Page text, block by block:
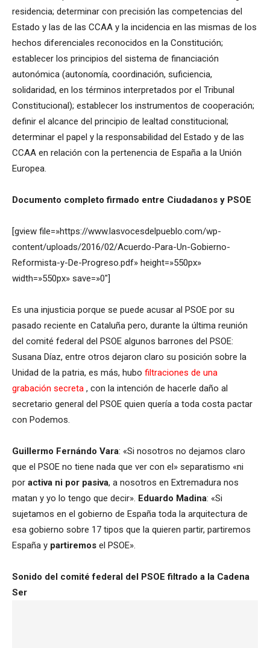
residencia; determinar con precisión las competencias del
Estado y las de las CCAA y la incidencia en las mismas de los
hechos diferenciales reconocidos en la Constitución;
establecer los principios del sistema de financiación
autonómica (autonomía, coordinación, suficiencia,
solidaridad, en los términos interpretados por el Tribunal
Constitucional); establecer los instrumentos de cooperación;
definir el alcance del principio de lealtad constitucional;
determinar el papel y la responsabilidad del Estado y de las
CCAA en relación con la pertenencia de España a la Unión
Europea.
Documento completo firmado entre Ciudadanos y PSOE
[gview file=»https://www.lasvocesdelpueblo.com/wp-
content/uploads/2016/02/Acuerdo-Para-Un-Gobierno-
Reformista-y-De-Progreso.pdf» height=»550px»
width=»550px» save=»0″]
Es una injusticia porque se puede acusar al PSOE por su
pasado reciente en Cataluña pero, durante la última reunión
del comité federal del PSOE algunos barrones del PSOE:
Susana Díaz, entre otros dejaron claro su posición sobre la
Unidad de la patria, es más, hubo filtraciones de una
grabación secreta , con la intención de hacerle daño al
secretario general del PSOE quien quería a toda costa pactar
con Podemos.
Guillermo Fernándo Vara: «Si nosotros no dejamos claro
que el PSOE no tiene nada que ver con el» separatismo «ni
por activa ni por pasiva, a nosotros en Extremadura nos
matan y yo lo tengo que decir». Eduardo Madina: «Si
sujetamos en el gobierno de España toda la arquitectura de
esa gobierno sobre 17 tipos que la quieren partir, partiremos
España y partiremos el PSOE».
Sonido del comité federal del PSOE filtrado a la Cadena
Ser